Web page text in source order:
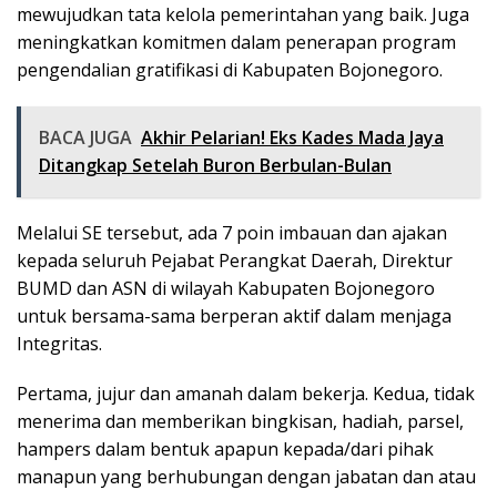
mewujudkan tata kelola pemerintahan yang baik. Juga
meningkatkan komitmen dalam penerapan program
pengendalian gratifikasi di Kabupaten Bojonegoro.
BACA JUGA Akhir Pelarian! Eks Kades Mada Jaya
Ditangkap Setelah Buron Berbulan-Bulan
Melalui SE tersebut, ada 7 poin imbauan dan ajakan
kepada seluruh Pejabat Perangkat Daerah, Direktur
BUMD dan ASN di wilayah Kabupaten Bojonegoro
untuk bersama-sama berperan aktif dalam menjaga
Integritas.
Pertama, jujur dan amanah dalam bekerja. Kedua, tidak
menerima dan memberikan bingkisan, hadiah, parsel,
hampers dalam bentuk apapun kepada/dari pihak
manapun yang berhubungan dengan jabatan dan atau